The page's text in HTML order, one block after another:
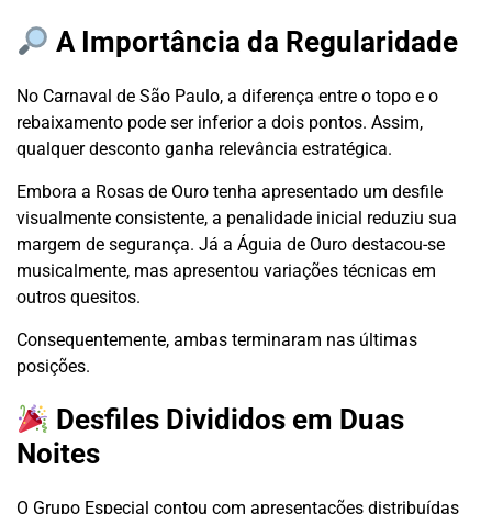
A Importância da Regularidade
No Carnaval de São Paulo, a diferença entre o topo e o
rebaixamento pode ser inferior a dois pontos. Assim,
qualquer desconto ganha relevância estratégica.
Embora a Rosas de Ouro tenha apresentado um desfile
visualmente consistente, a penalidade inicial reduziu sua
margem de segurança. Já a Águia de Ouro destacou-se
musicalmente, mas apresentou variações técnicas em
outros quesitos.
Consequentemente, ambas terminaram nas últimas
posições.
Desfiles Divididos em Duas
Noites
O Grupo Especial contou com apresentações distribuídas